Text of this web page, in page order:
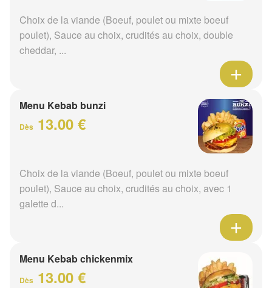
Choix de la viande (Boeuf, poulet ou mixte boeuf
poulet), Sauce au choix, crudités au choix, double
cheddar, ...
Menu Kebab bunzi
Dès 13.00 €
Choix de la viande (Boeuf, poulet ou mixte boeuf
poulet), Sauce au choix, crudités au choix, avec 1
galette d...
Menu Kebab chickenmix
Dès 13.00 €